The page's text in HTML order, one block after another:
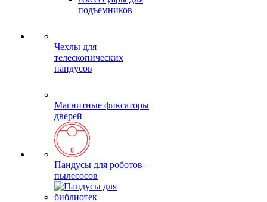
подъемников
Чехлы для
телескопических
пандусов
Магнитные фиксаторы
дверей
Пандусы для роботов-
пылесосов